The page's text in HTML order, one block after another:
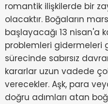
romantik ilişkilerde bir
olacaktır. Boğaların
başlayacağı 13 nisan'a
problemleri gidermeleri
sürecinde sabırsız
kararlar uzun vadede
verecekler. Aşk, para
doğru adımları atan